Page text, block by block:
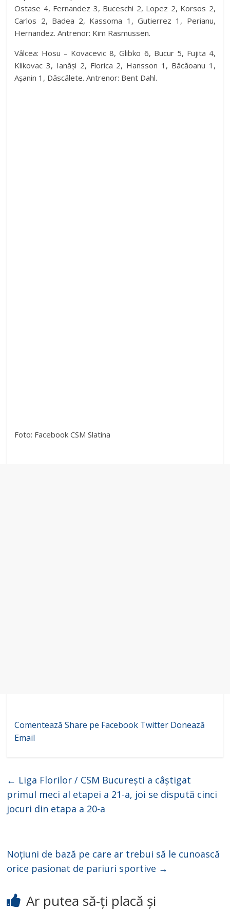
Ostase 4, Fernandez 3, Buceschi 2, Lopez 2, Korsos 2,
Carlos 2, Badea 2, Kassoma 1, Gutierrez 1, Perianu,
Hernandez. Antrenor: Kim Rasmussen.
Vâlcea: Hosu – Kovacevic 8, Glibko 6, Bucur 5, Fujita 4,
Klikovac 3, Ianăși 2, Florica 2, Hansson 1, Băcăoanu 1,
Așanin 1, Dăscălete. Antrenor: Bent Dahl.
Foto: Facebook CSM Slatina
Comentează Share pe Facebook Twitter Donează
Email
← Liga Florilor / CSM București a câștigat
primul meci al etapei a 21-a, joi se dispută cinci
jocuri din etapa a 20-a
Noțiuni de bază pe care ar trebui să le cunoască
orice pasionat de pariuri sportive →
Ar putea să-ți placă și